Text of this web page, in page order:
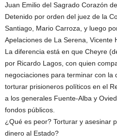
Juan Emilio del Sagrado Corazón
Detenido por orden del juez de la
Santiago, Mario Carroza, y luego
Apelaciones de La Serena, Vicente
La diferencia está en que Cheyre
por Ricardo Lagos, con quien
negociaciones para terminar con la
torturar prisioneros políticos en el
a los generales Fuente-Alba y
fondos públicos.
¿Qué es peor? Torturar y asesinar
dinero al Estado?